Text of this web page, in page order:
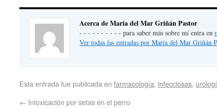
Acerca de Maria del Mar Griñán Pastor
- - - - - - - - - - para saber más sobre mí entra en
Ver todas las entradas por Maria del Mar Griñán
Esta entrada fue publicada en farmacología, infecciosas,
← Intoxicación por setas en el perro